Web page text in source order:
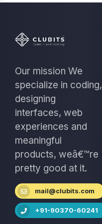
Our mission We
specialize in coding,
designing
interfaces, web
experiences and
meaningful
products, weâ€™re
pretty good at it.
mail@clubits.com
+91-90370-60241